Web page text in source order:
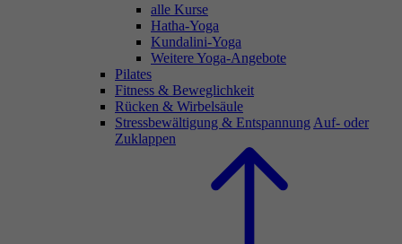
alle Kurse
Hatha-Yoga
Kundalini-Yoga
Weitere Yoga-Angebote
Pilates
Fitness & Beweglichkeit
Rücken & Wirbelsäule
Stressbewältigung & Entspannung Auf- oder
Zuklappen